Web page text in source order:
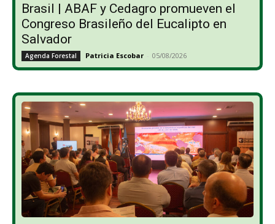
Brasil | ABAF y Cedagro promueven el
Congreso Brasileño del Eucalipto en
Salvador
Agenda Forestal Patricia Escobar - 05/08/2026